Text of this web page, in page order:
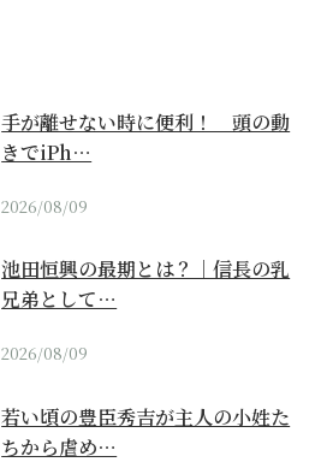
手が離せない時に便利！ 頭の動
きでiPh…
2026/08/09
池田恒興の最期とは？｜信長の乳
兄弟として…
2026/08/09
若い頃の豊臣秀吉が主人の小姓た
ちから虐め…